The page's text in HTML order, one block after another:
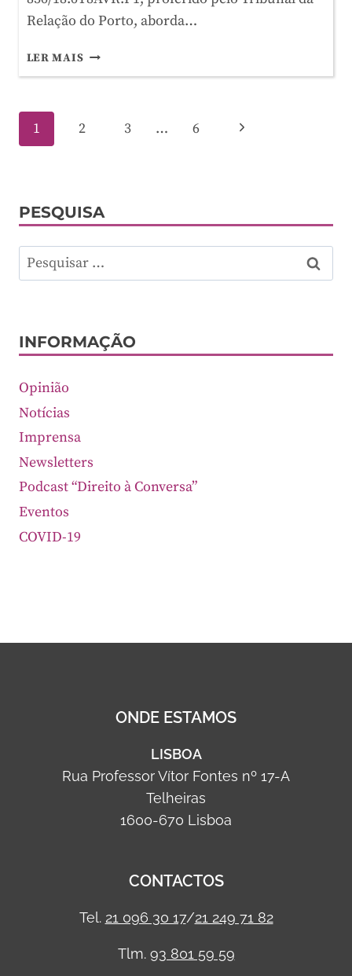
Relação do Porto, aborda…
LER MAIS CESSAÇÃO
TERMO
O
Page
1 2 3 … 6
Next
PESQUISA
Pesquisar
por:
INFORMAÇÃO
Opinião
Notícias
Imprensa
Newsletters
Podcast “Direito à Conversa”
Eventos
COVID-19
ONDE ESTAMOS
LISBOA
Rua Professor Vítor Fontes nº 17-A
Telheiras
1600-670 Lisboa
CONTACTOS
Tel. 21 096 30 17/21 249 71 82
Tlm. 93 801 59 59